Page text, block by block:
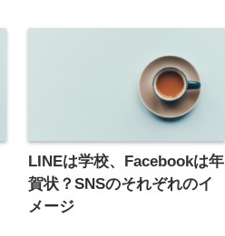
LINEは学校、Facebookは年
賀状？SNSのそれぞれのイ
メージ